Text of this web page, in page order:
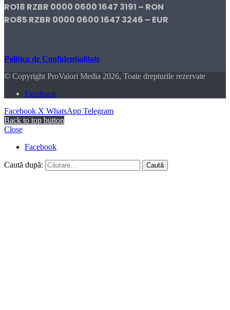
RO18 RZBR 0000 0600 1647 3191 – RON
RO85 RZBR 0000 0600 1647 3246 – EUR
Politica de Confidențialitate
© Copyright ProValori Media 2026, Toate drepturile rezervate
Facebook
Facebook X WhatsApp Telegram
Back to top button
Close
Facebook
Caută după: